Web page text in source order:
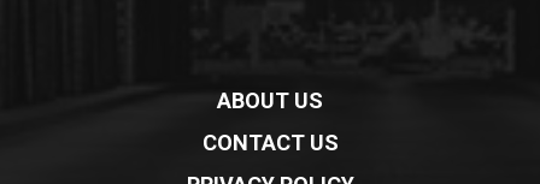
ABOUT US
CONTACT US